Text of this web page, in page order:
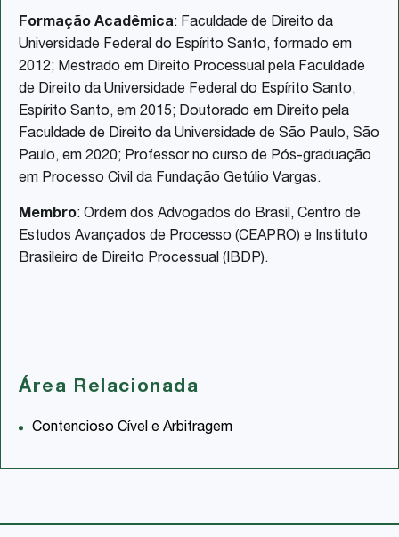
Formação Acadêmica: Faculdade de Direito da
Universidade Federal do Espírito Santo, formado em
2012; Mestrado em Direito Processual pela Faculdade
de Direito da Universidade Federal do Espírito Santo,
Espírito Santo, em 2015; Doutorado em Direito pela
Faculdade de Direito da Universidade de São Paulo, São
Paulo, em 2020; Professor no curso de Pós-graduação
em Processo Civil da Fundação Getúlio Vargas.
Membro: Ordem dos Advogados do Brasil, Centro de
Estudos Avançados de Processo (CEAPRO) e Instituto
Brasileiro de Direito Processual (IBDP).
Área Relacionada
Contencioso Cível e Arbitragem